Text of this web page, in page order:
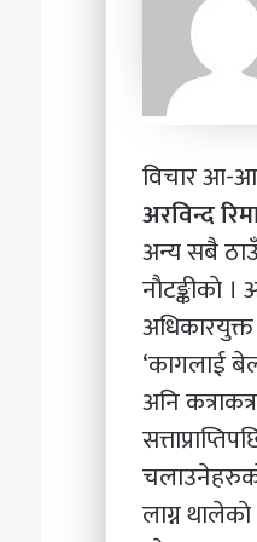
विचार आ-
अरविन्द
अन्य सबै
नाैटङ्कीकाे
‘कागलाई
अनि
लाग्न